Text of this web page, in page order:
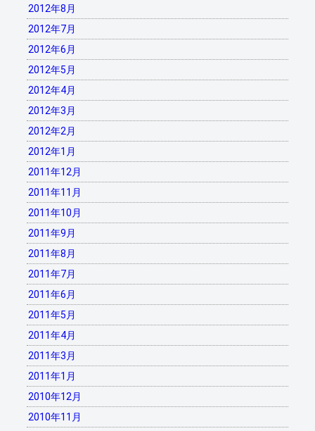
2012年8月
2012年7月
2012年6月
2012年5月
2012年4月
2012年3月
2012年2月
2012年1月
2011年12月
2011年11月
2011年10月
2011年9月
2011年8月
2011年7月
2011年6月
2011年5月
2011年4月
2011年3月
2011年1月
2010年12月
2010年11月